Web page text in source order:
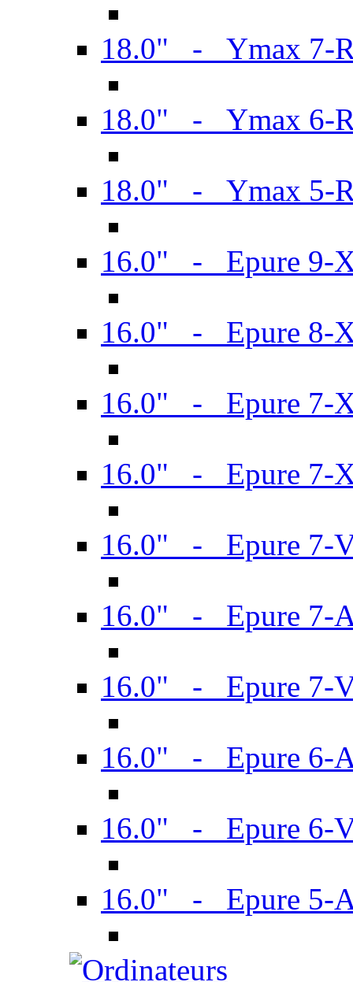
18.0" - Ymax 7-
18.0" - Ymax 6-
18.0" - Ymax 5-
16.0" - Epure 9-
16.0" - Epure 8-
16.0" - Epure 7-
16.0" - Epure 7-
16.0" - Epure 7-
16.0" - Epure 7-
16.0" - Epure 7-
16.0" - Epure 6-
16.0" - Epure 6-
16.0" - Epure 5-